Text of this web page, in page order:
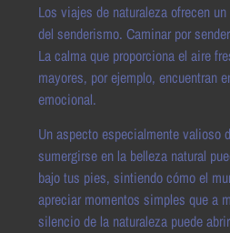
Los viajes de naturaleza ofrecen
del senderismo. Caminar por
La calma que proporciona el aire
mayores, por ejemplo, encuentran
emocional.
Un aspecto especialmente valioso
sumergirse en la belleza natural
bajo tus pies, sintiendo cómo el
apreciar momentos simples que a
silencio de la naturaleza puede